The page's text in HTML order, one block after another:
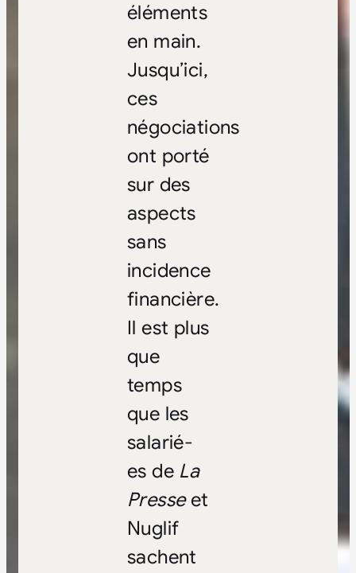
éléments
en main.
Jusqu’ici,
ces
négociations
ont porté
sur des
aspects
sans
incidence
financière.
Il est plus
que
temps
que les
salarié-
es de La
Presseet
Nuglif
sachent